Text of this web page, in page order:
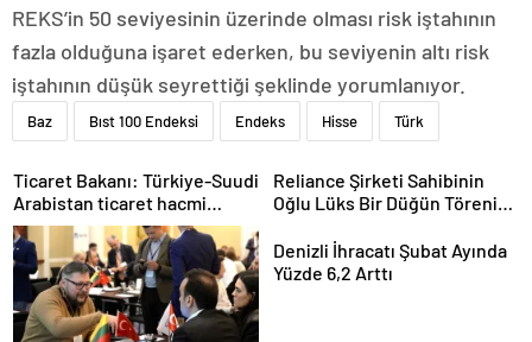
REKS’in 50 seviyesinin üzerinde olması risk iştahının
fazla olduğuna işaret ederken, bu seviyenin altı risk
iştahının düşük seyrettiği şeklinde yorumlanıyor.
Baz Bıst 100 Endeksi Endeks Hisse Türk
Ticaret Bakanı: Türkiye-Suudi
Arabistan ticaret hacmi
artacak
Reliance Şirketi Sahibinin
Oğlu Lüks Bir Düğün Töreni
Denizli İhracatı Şubat Ayında
Yüzde 6,2 Arttı